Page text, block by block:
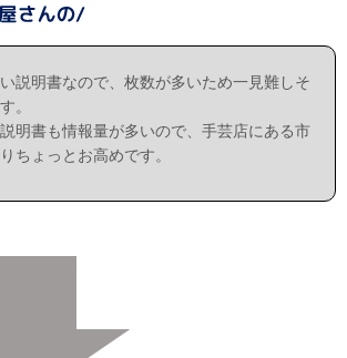
説明書なので、枚数が多いため一見難しそ
。
明書も情報量が多いので、手芸店にある市
ちょっとお高めです。